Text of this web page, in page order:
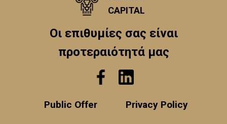
Οι επιθυμίες σας είναι
προτεραιότητά μας
Privacy Policy
Public Offer
CAPITAL